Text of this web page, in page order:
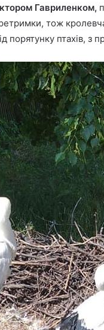
Гавриленком,
тож
птахів, з